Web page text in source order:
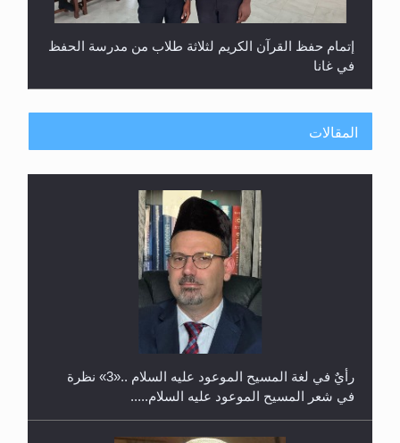
إتمام حفظ القرآن الكريم لثلاثة طلاب من مدرسة الحفظ
في غانا
حفل توزيع الشهادات في الجامعة الأحمدية بنيجيريا لعام
المقالات
رأيٌ في لغة المسيح الموعود عليه السلام ..«3» نظرة
في شعر المسيح الموعود عليه السلام.....